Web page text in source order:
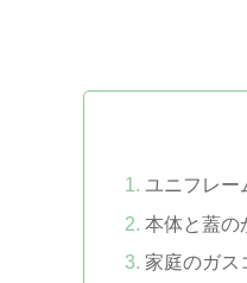
ユニフレー
本体と蓋の
家庭のガス